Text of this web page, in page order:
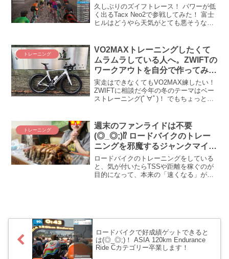
久しぶりのズイフトレース！ パワーが低
く出るTacx Neo2で参戦してみた！ 富士
ヒルはどうやら天気がとても悪そうな様
ましょ(*´ω｀) という訳で、1ヵ...
トレーニング
VO2MAXトレーニングしたくて
ムラムラしている人へ。ZWIFTの
ワークアウトを自分で作ってみよ
う(ﾟ∀ﾟ)！
実走はできなくてもVO2MAX練したい！
ZWIFTに相談だ今年の冬のテーマはベー
ストレーニング(ﾟ∀ﾟ)！ でもちょっと待っ
目したいのが、我らがじてトレ！ ここ
で...
トレーニング
週末のファンライドは不要
(◎_◎;)⁉ ロードバイクのトレー
ニングを邪魔するジャンクマイル
とは？
ロードバイクのトレーニングをしている
と、気が付いたらTSSや距離を稼ぐのが
目的になって、本来の「速くなる」が置
ジャンクマイルのお話。あなたのライド
はジャンクですか？
ロードバイクで好成績ゲットできると
は(◎_◎;)！ ASIA 120km Endurance
Ride Cカテゴリー卒業します！